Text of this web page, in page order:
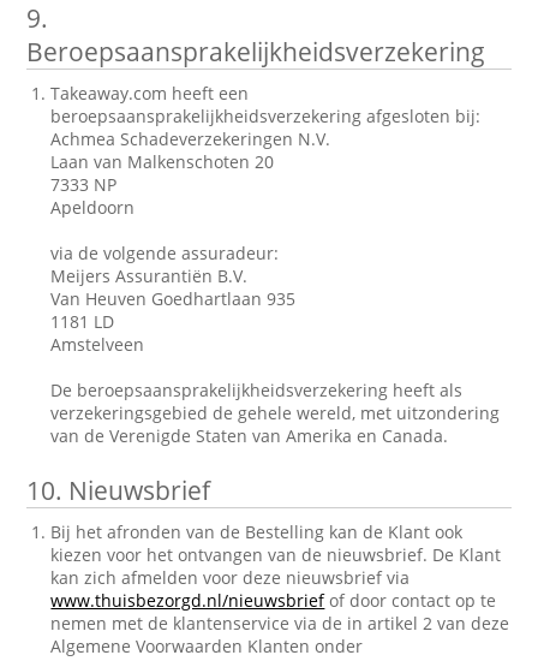
9.
Beroepsaansprakelijkheidsverzekering
Takeaway.com heeft een
beroepsaansprakelijkheidsverzekering afgesloten bij:
Achmea Schadeverzekeringen N.V.
Laan van Malkenschoten 20
7333 NP
Apeldoorn
via de volgende assuradeur:
Meijers Assurantiën B.V.
Van Heuven Goedhartlaan 935
1181 LD
Amstelveen
De beroepsaansprakelijkheidsverzekering heeft als
verzekeringsgebied de gehele wereld, met uitzondering
van de Verenigde Staten van Amerika en Canada.
10. Nieuwsbrief
Bij het afronden van de Bestelling kan de Klant ook
kiezen voor het ontvangen van de nieuwsbrief. De Klant
kan zich afmelden voor deze nieuwsbrief via
www.thuisbezorgd.nl/nieuwsbriefof door contact op te
nemen met de klantenservice via de in artikel 2 van deze
Algemene Voorwaarden Klanten onder